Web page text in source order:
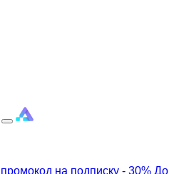
на подписку - 30% До